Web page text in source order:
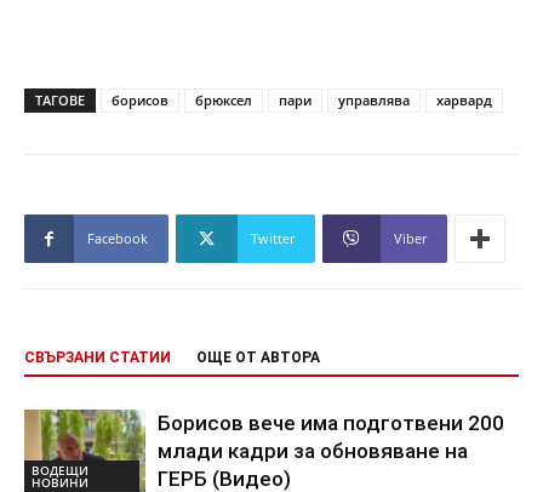
ТАГОВЕ борисов брюксел пари управлява харвард
Facebook Twitter Viber
СВЪРЗАНИ СТАТИИ ОЩЕ ОТ АВТОРА
ВОДЕЩИ
НОВИНИ
Борисов вече има подготвени 200
млади кадри за обновяване на
ГЕРБ (Видео)